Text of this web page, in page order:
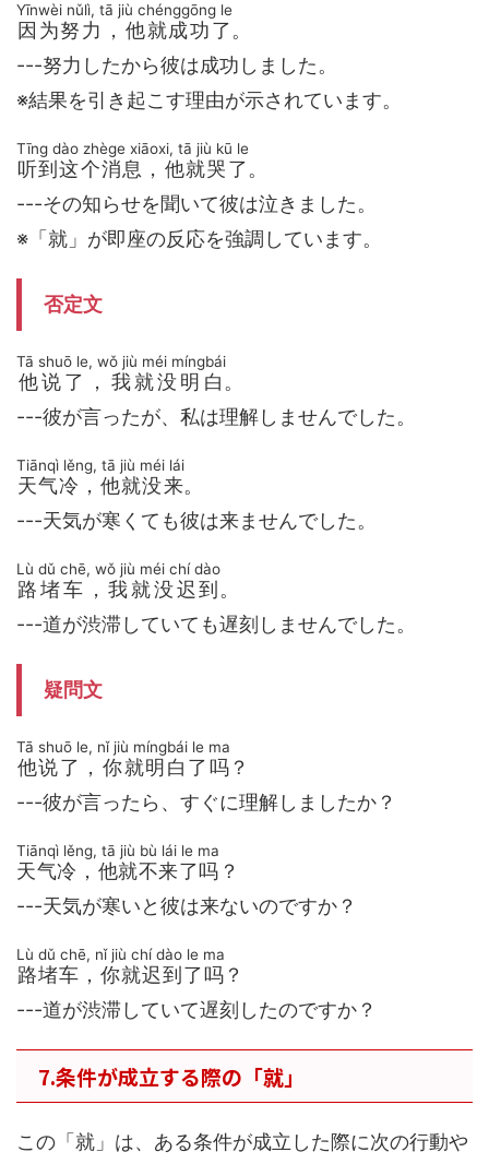
因为努力，他就成功了
Yīnwèi nǔlì, tā jiù chénggōng le
。
---努力したから彼は成功しました。
※結果を引き起こす理由が示されています。
听到这个消息，他就哭了
Tīng dào zhège xiāoxi, tā jiù kū le
。
---その知らせを聞いて彼は泣きました。
※「就」が即座の反応を強調しています。
否定文
他说了，我就没明白
Tā shuō le, wǒ jiù méi míngbái
。
---彼が言ったが、私は理解しませんでした。
天气冷，他就没来
Tiānqì lěng, tā jiù méi lái
。
---天気が寒くても彼は来ませんでした。
路堵车，我就没迟到
Lù dǔ chē, wǒ jiù méi chí dào
。
---道が渋滞していても遅刻しませんでした。
疑問文
他说了，你就明白了吗
Tā shuō le, nǐ jiù míngbái le ma
？
---彼が言ったら、すぐに理解しましたか？
天气冷，他就不来了吗
Tiānqì lěng, tā jiù bù lái le ma
？
---天気が寒いと彼は来ないのですか？
路堵车，你就迟到了吗
Lù dǔ chē, nǐ jiù chí dào le ma
？
---道が渋滞していて遅刻したのですか？
7.条件が成立する際の「就」
この「就」は、ある条件が成立した際に次の行動や